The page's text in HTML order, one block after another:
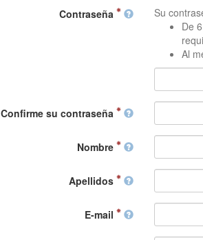
Contraseña
Su
De
Al
Confirme su contraseña
Nombre
Apellidos
E-mail